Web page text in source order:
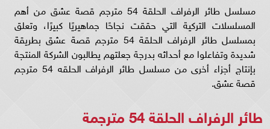
مسلسل طائر الرفراف الحلقة 54 مترجم قصة عشق من أهم
المسلسلات التركية التي حققت نجاحًا جماهيريًا كبيرًا، وتعلق
بمسلسل طائر الرفراف الحلقة 54 مترجم قصة عشق بطريقة
شديدة وتفاعلوا مع أحداثه بدرجة جعلتهم يطالبون الشركة المنتجة
بإنتاج أجزاء أخرى من مسلسل طائر الرفراف الحلقه 54 مترجم
قصة عشق.
طائر الرفراف الحلقة 54 مترجمة